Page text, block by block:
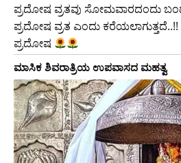
ಪ್ರದೋಷ ವ್ರತವು ಸೋಮವಾರದಂದು
ಪ್ರದೋಷ ವ್ರತ ಎಂದು ಕರೆಯಲಾಗುತ್ತದೆ..!!
ಪ್ರದೋಷ
ಮಾಸಿಕ ಶಿವರಾತ್ರಿಯ ಉಪವಾಸದ ಮಹತ್ವ